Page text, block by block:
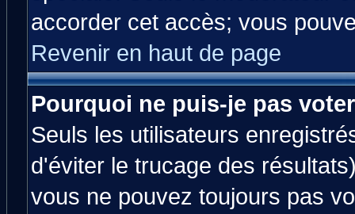
accorder cet accès; vous
Revenir en haut de page
Pourquoi ne puis-je pas
Seuls les utilisateurs
d'éviter le trucage des
vous ne pouvez toujours pas